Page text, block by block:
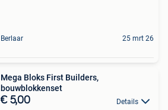
Berlaar 25 mrt 26
Mega Bloks First Builders,
bouwblokkenset
€ 5,00 Details